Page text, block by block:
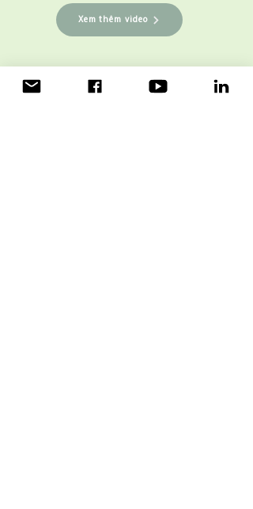
Xem thêm video
NỘI DUNG KHOÁ HỌC